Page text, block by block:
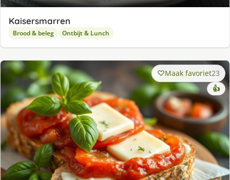
Kaisersmarren
Brood & beleg Ontbijt & Lunch
Maak favoriet23
👍